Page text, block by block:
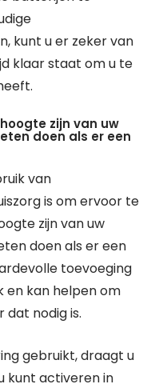
kunt u er zeker van
klaar staat om u te
zijn van uw
doen als er een
van
is om ervoor te
zijn van uw
doen als er een
toevoeging
en kan helpen om
dat nodig is.
gebruikt, draagt u
kunt activeren in